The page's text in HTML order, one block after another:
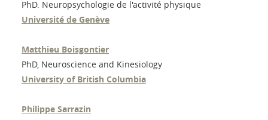
PhD. Neuropsychologie de l'activité physique
Université de Genève
Matthieu Boisgontier
PhD, Neuroscience and Kinesiology
University of British Columbia
Philippe Sarrazin